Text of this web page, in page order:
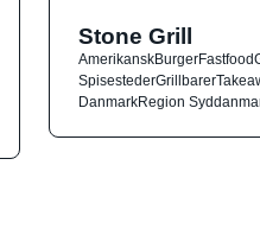
Stone Grill
AmerikanskBurgerFastfood
SpisestederGrillbarer
DanmarkRegion